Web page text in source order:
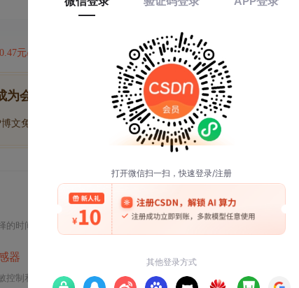
0.47元/天
为会员后, 你将解锁
文免费学 优质文库回答免费看 付费资源9折优惠
时间模式，并通过一个简单实验展示了其功能。
器
制和温度补偿功能。它广泛应用于自动感应设备，并详细说明了如何与